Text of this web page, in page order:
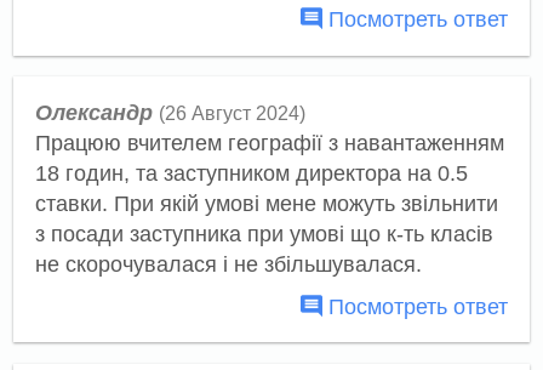
Посмотреть ответ
Олександр (26 Август 2024)
Працюю вчителем географії з навантаженням
18 годин, та заступником директора на 0.5
ставки. При якій умові мене можуть звільнити
з посади заступника при умові що к-ть класів
не скорочувалася і не збільшувалася.
Посмотреть ответ